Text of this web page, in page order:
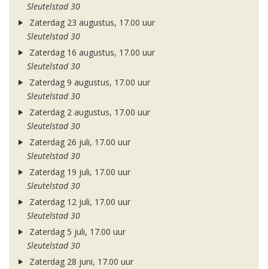
Sleutelstad 30
Zaterdag 23 augustus, 17.00 uur
Sleutelstad 30
Zaterdag 16 augustus, 17.00 uur
Sleutelstad 30
Zaterdag 9 augustus, 17.00 uur
Sleutelstad 30
Zaterdag 2 augustus, 17.00 uur
Sleutelstad 30
Zaterdag 26 juli, 17.00 uur
Sleutelstad 30
Zaterdag 19 juli, 17.00 uur
Sleutelstad 30
Zaterdag 12 juli, 17.00 uur
Sleutelstad 30
Zaterdag 5 juli, 17.00 uur
Sleutelstad 30
Zaterdag 28 juni, 17.00 uur